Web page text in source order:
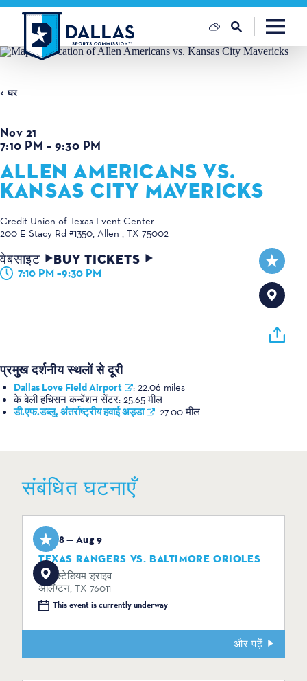
सामग्री पर जाएं
घर
Nov 21
7:10 PM – 9:30 PM
ALLEN AMERICANS VS.
KANSAS CITY MAVERICKS
Credit Union of Texas Event Center
200 E Stacy Rd #1350 Allen , TX 75002
वेबसाइट BUY TICKETS
7:10 PM –9:30 PM
प्रमुख दर्शनीय स्थलों से दूरी
Dallas Love Field Airport : 22.06 miles
के बेली हचिसन कन्वेंशन सेंटर: 25.65 मील
डी.एफ.डब्लू. अंतर्राष्ट्रीय हवाई अड्डा : 27.00 मील
संबंधित घटनाएँ
Aug 8 — Aug 9
TEXAS RANGERS VS. BALTIMORE ORIOLES
734 स्टेडियम ड्राइव
अर्लिंग्टन, TX 76011
This event is currently underway
और पढ़ें